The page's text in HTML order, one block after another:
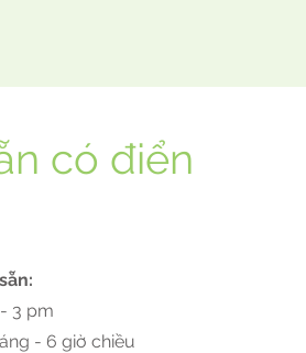
có điển
3 pm
- 6 giờ chiều